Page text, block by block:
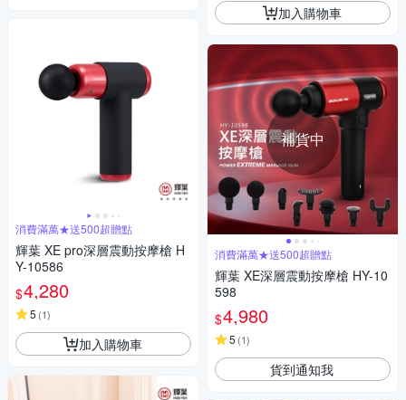
消費滿萬★送500超贈點
輝葉 XE pro深層震動按摩槍 H
Y-10586
$4,280
5 (1)
加入購物車
加入購物車
補貨中
消費滿萬★送500超贈點
輝葉 XE深層震動按摩槍 HY-10
598
$4,980
5 (1)
貨到通知我